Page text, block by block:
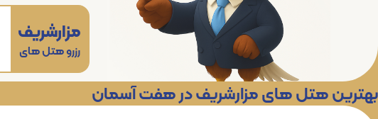
مزارشریف
رزرو هتل های
بهترین هتل های مزارشریف در هفت آسمان